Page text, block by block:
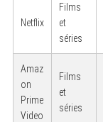
Netflix
Films
et
séries
Amaz
on
Prime
Video
Films
et
séries